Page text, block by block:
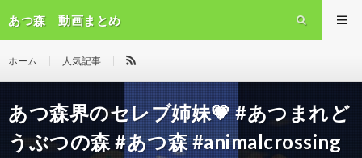
あつ森 動画まとめ
ホーム 人気記事
あつ森界のセレブ姉妹💗 #あつまれど
うぶつの森 #あつ森 #animalcrossing